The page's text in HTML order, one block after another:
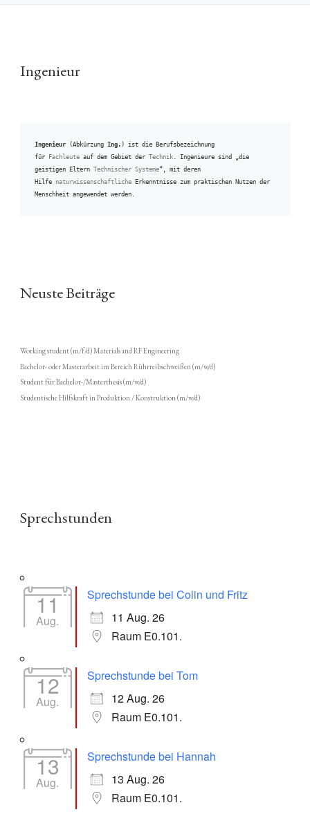
Ingenieur
Ingenieur (Abkürzung Ing. ) ist die Berufsbezeichnung
für
Fachleute auf dem Gebiet der Technik . Ingenieure sind „die
geistigen Eltern Technischer Systeme“, mit deren
Hilfe naturwissenschaftliche Erkenntnisse zum praktischen Nutzen der
Menschheit angewendet werden.
Neuste Beiträge
Working student (m/f/d) Materials and RF Engineering
Bachelor- oder Masterarbeit im Bereich Rührreibschweißen (m/w/d)
Student für Bachelor-/Masterthesis (m/w/d)
Studentische Hilfskraft in Produktion / Konstruktion (m/w/d)
Sprechstunden
11
Aug.
Sprechstunde bei Colin und Fritz
11 Aug. 26
Raum E0.101.
12
Aug.
Sprechstunde bei Tom
12 Aug. 26
Raum E0.101.
13
Aug.
Sprechstunde bei Hannah
13 Aug. 26
Raum E0.101.